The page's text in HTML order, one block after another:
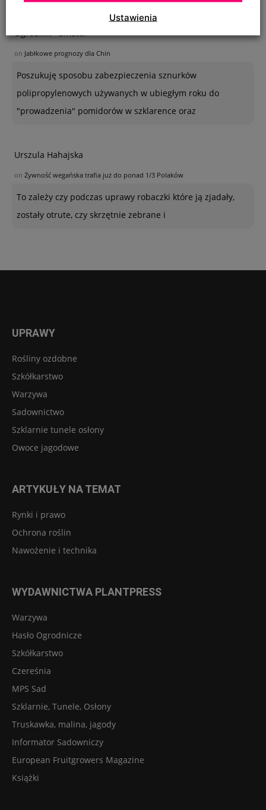
Ogrodnik - amator
on Jabłkowe prognozy dla Chin
Poszukuję sposobu zabezpieczenia sznurków
polipropylenowych używanych w ubiegłym roku do
"prowadzenia" pomidorów w szklarence oraz
Urszula Hahajska
on Żywność wegańska trafia już do ponad 1/3 Polaków
To zależy czy podczas uprawy robaczki które ją zjadały,
zostały otrute, czy skrzętnie zebrane i
UPRAWY
Rośliny ozdobne
Szkółkarstwo
Warzywa
Sadownictwo
Szklarnie tunele osłony
Owoce jagodowe
ARTYKUŁY NA TEMAT
Rynki i prawo
Ochrona roślin
Nawożenie i technika
WYDAWNICTWA PLANTPRESS
Warzywa
Hasło Ogrodnicze
Szkółkarstwo
Czereśnia
MPS Sad
Szklarnie, Tunele, Osłony
Truskawka, malina, jagody
Informator Sadowniczy
European Fruitgrowers Magazine
Książki
Ustawienia